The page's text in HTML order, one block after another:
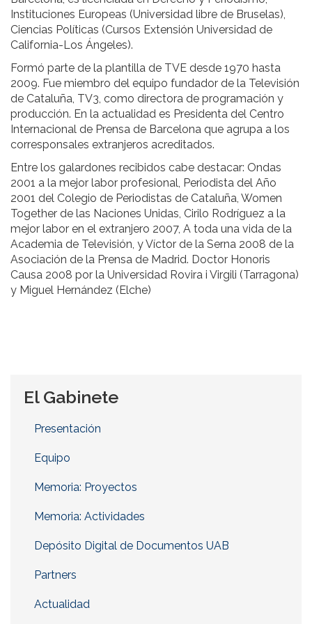
Instituciones Europeas (Universidad libre de Bruselas),
Ciencias Políticas (Cursos Extensión Universidad de
California-Los Ángeles).
Formó parte de la plantilla de TVE desde 1970 hasta
2009. Fue miembro del equipo fundador de la Televisión
de Cataluña, TV3, como directora de programación y
producción. En la actualidad es Presidenta del Centro
Internacional de Prensa de Barcelona que agrupa a los
corresponsales extranjeros acreditados.
Entre los galardones recibidos cabe destacar: Ondas
2001 a la mejor labor profesional, Periodista del Año
2001 del Colegio de Periodistas de Cataluña, Women
Together de las Naciones Unidas, Cirilo Rodríguez a la
mejor labor en el extranjero 2007, A toda una vida de la
Academia de Televisión, y Víctor de la Serna 2008 de la
Asociación de la Prensa de Madrid. Doctor Honoris
Causa 2008 por la Universidad Rovira i Virgili (Tarragona)
y Miguel Hernández (Elche)
El Gabinete
Presentación
Equipo
Memoria: Proyectos
Memoria: Actividades
Depósito Digital de Documentos UAB
Partners
Actualidad